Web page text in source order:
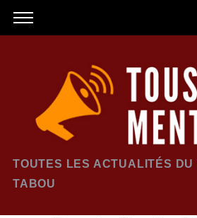
TOUTES LES ACTUALITÉS DU
TABOU